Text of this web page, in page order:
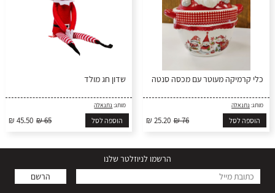
כלי קרמיקה מעוטר עם מכסה סנטה
מותג: נתנאלה
₪ 76
₪ 25.20 הוספה לסל
שדון חג מולד
מותג: נתנאלה
₪ 65
₪ 45.50 הוספה לסל
הרשמו לניוזלטר שלנו
הרשם